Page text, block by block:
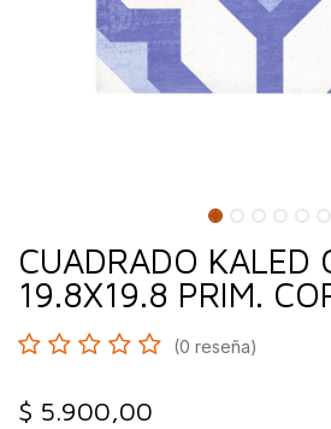
CUADRADO KALED
19.8X19.8 PRIM.
(0 reseña)
$ 5.900,00